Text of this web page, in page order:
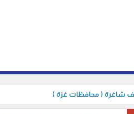
شاغرة ( محافظات غزة )